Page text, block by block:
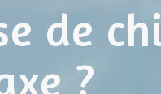
de
?